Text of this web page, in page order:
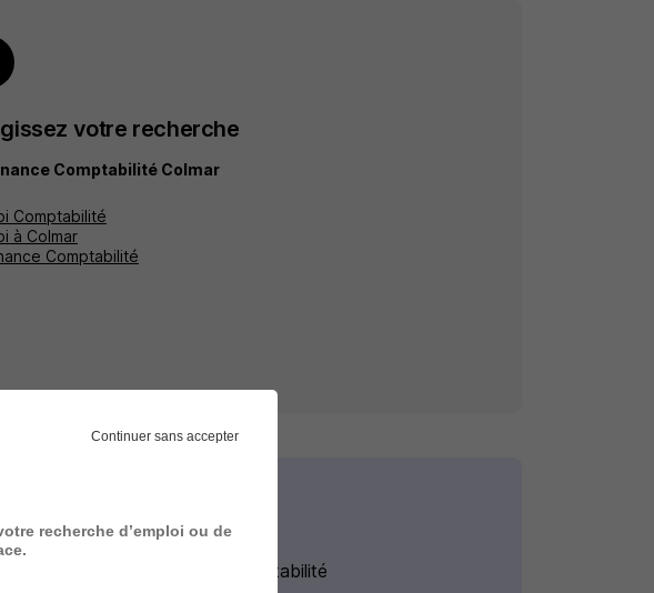
votre recherche
Comptabilité Colmar
Comptabilité
à Colmar
Comptabilité
Stage Comptabilité
Continuer sans accepter
recherche d’emploi ou de